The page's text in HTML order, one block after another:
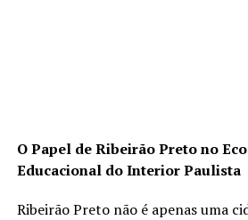
O Papel de Ribeirão Preto no
Educacional do Interior Paulista
Ribeirão Preto não é apenas uma